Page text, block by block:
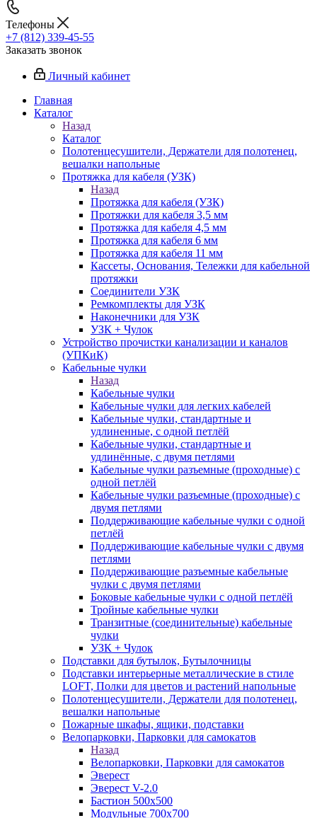
Телефоны
+7 (812) 339-45-55
Заказать звонок
Личный кабинет
Главная
Каталог
Назад
Каталог
Полотенцесушители, Держатели для полотенец,
вешалки напольные
Протяжка для кабеля (УЗК)
Назад
Протяжка для кабеля (УЗК)
Протяжки для кабеля 3,5 мм
Протяжка для кабеля 4,5 мм
Протяжка для кабеля 6 мм
Протяжка для кабеля 11 мм
Кассеты, Основания, Тележки для кабельной
протяжки
Соединители УЗК
Ремкомплекты для УЗК
Наконечники для УЗК
УЗК + Чулок
Устройство прочистки канализации и каналов
(УПКиК)
Кабельные чулки
Назад
Кабельные чулки
Кабельные чулки для легких кабелей
Кабельные чулки, стандартные и
удлиненные, с одной петлёй
Кабельные чулки, стандартные и
удлинённые, с двумя петлями
Кабельные чулки разъемные (проходные) с
одной петлёй
Кабельные чулки разъемные (проходные) с
двумя петлями
Поддерживающие кабельные чулки с одной
петлёй
Поддерживающие кабельные чулки с двумя
петлями
Поддерживающие разъемные кабельные
чулки с двумя петлями
Боковые кабельные чулки с одной петлёй
Тройные кабельные чулки
Транзитные (соединительные) кабельные
чулки
УЗК + Чулок
Подставки для бутылок, Бутылочницы
Подставки интерьерные металлические в стиле
LOFT, Полки для цветов и растений напольные
Полотенцесушители, Держатели для полотенец,
вешалки напольные
Пожарные шкафы, ящики, подставки
Велопарковки, Парковки для самокатов
Назад
Велопарковки, Парковки для самокатов
Эверест
Эверест V-2.0
Бастион 500х500
Модульные 700х700